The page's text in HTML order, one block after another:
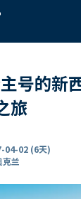
号的新
旅
04-02 (6天)
克兰